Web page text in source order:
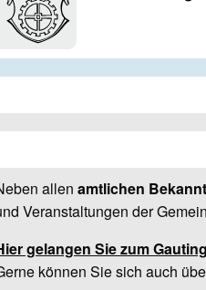
allen amtlichen
Veranstaltungen der
gelangen Sie zum
können Sie sich auch